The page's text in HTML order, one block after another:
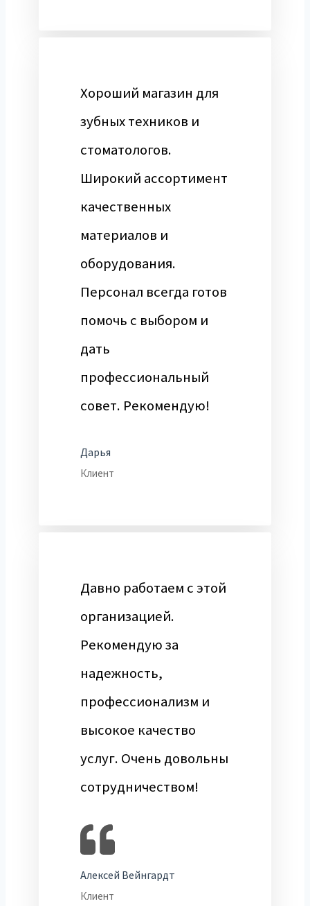
Хороший магазин для
зубных техников и
стоматологов.
Широкий ассортимент
качественных
материалов и
оборудования.
Персонал всегда готов
помочь с выбором и
дать
профессиональный
совет. Рекомендую!
Дарья
Клиент
Давно работаем с этой
организацией.
Рекомендую за
надежность,
профессионализм и
высокое качество
услуг. Очень довольны
сотрудничеством!
Алексей Вейнгардт
Клиент